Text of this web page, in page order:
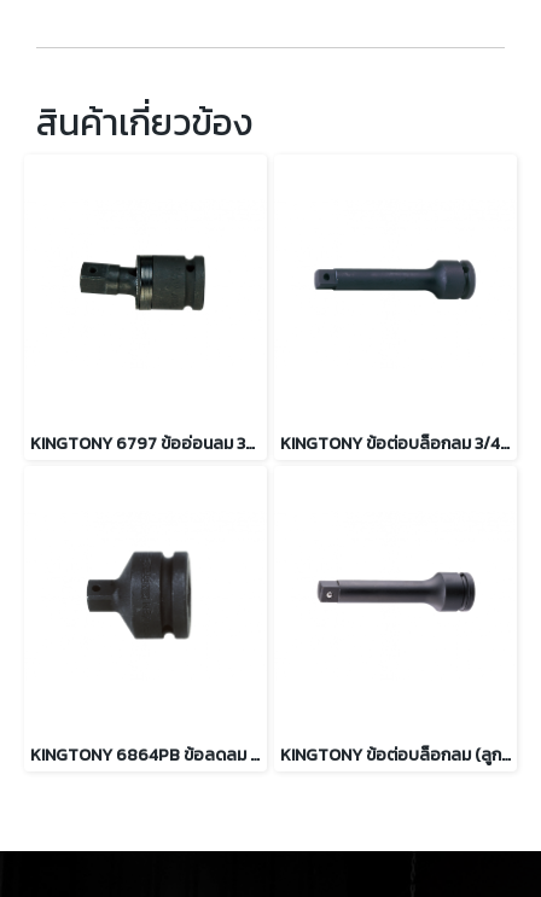
สินค้าเกี่ยวข้อง
KINGTONY 6797 ข้ออ่อนลม 3/4" ความยาว 114mm. KINGTONY ข้อต่อบล็อกลม 3/4" ความยาว 4,7,10,13 นิ้ว
KINGTONY 6864PB ข้อลดลม 3/4”F Convert to 1/2”M KINGTONY ข้อต่อบล็อกลม (ลูกปืนล็อค) 3/4" ความยาว 4,7,10,13นิ้ว